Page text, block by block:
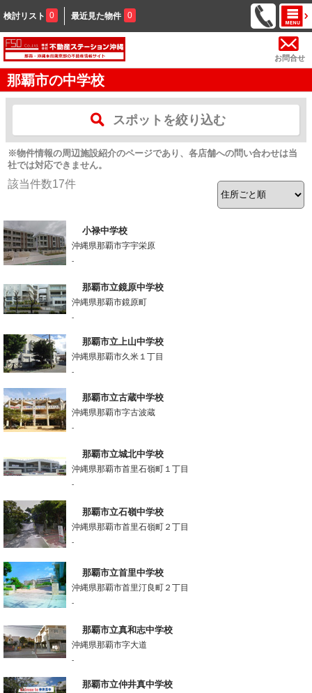
検討リスト 0 最近見た物件 0
お問合せ
那覇市の中学校
スポットを絞り込む
※物件情報の周辺施設紹介のページであり、各店舗への問い合わせは当
社では対応できません。
該当件数17件
小禄中学校
沖縄県那覇市字宇栄原
-
那覇市立鏡原中学校
沖縄県那覇市鏡原町
-
那覇市立上山中学校
沖縄県那覇市久米１丁目
-
那覇市立古蔵中学校
沖縄県那覇市字古波蔵
-
那覇市立城北中学校
沖縄県那覇市首里石嶺町１丁目
-
那覇市立石嶺中学校
沖縄県那覇市首里石嶺町２丁目
-
那覇市立首里中学校
沖縄県那覇市首里汀良町２丁目
-
那覇市立真和志中学校
沖縄県那覇市字大道
-
那覇市立仲井真中学校